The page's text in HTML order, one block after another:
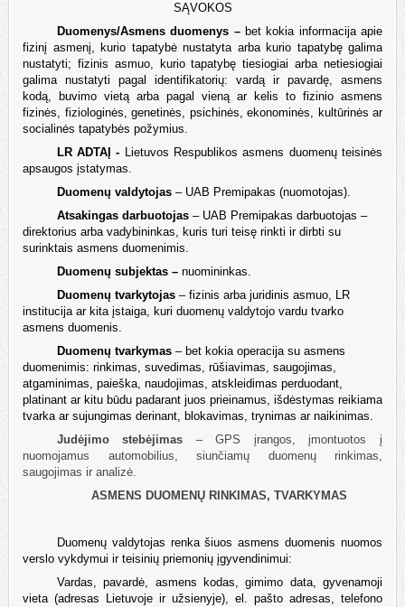
SĄVOKOS
Duomenys/Asmens duomenys – bet kokia informacija apie
fizinį asmenį, kurio tapatybė nustatyta arba kurio tapatybę galima
nustatyti; fizinis asmuo, kurio tapatybę tiesiogiai arba netiesiogiai
galima nustatyti pagal identifikatorių: vardą ir pavardę, asmens
kodą, buvimo vietą arba pagal vieną ar kelis to fizinio asmens
fizinės, fiziologinės, genetinės, psichinės, ekonominės, kultūrinės ar
socialinės tapatybės požymius.
LR ADTAĮ - Lietuvos Respublikos asmens duomenų teisinės
apsaugos įstatymas.
Duomenų valdytojas – UAB Premipakas (nuomotojas).
Atsakingas darbuotojas – UAB Premipakas darbuotojas –
direktorius arba vadybininkas, kuris turi teisę rinkti ir dirbti su
surinktais asmens duomenimis.
Duomenų subjektas – nuomininkas.
Duomenų tvarkytojas– fizinis arba juridinis asmuo, LR
institucija ar kita įstaiga, kuri duomenų valdytojo vardu tvarko
asmens duomenis.
Duomenų tvarkymas– bet kokia operacija su asmens
duomenimis: rinkimas, suvedimas, rūšiavimas, saugojimas,
atgaminimas, paieška, naudojimas, atskleidimas perduodant,
platinant ar kitu būdu padarant juos prieinamus, išdėstymas reikiama
tvarka ar sujungimas derinant, blokavimas, trynimas ar naikinimas.
Judėjimo stebėjimas – GPS įrangos, įmontuotos į
nuomojamus automobilius, siunčiamų duomenų rinkimas,
saugojimas ir analizė.
ASMENS DUOMENŲ RINKIMAS, TVARKYMAS
Duomenų valdytojas renka šiuos asmens duomenis nuomos
verslo vykdymui ir teisinių priemonių įgyvendinimui:
Vardas, pavardė, asmens kodas, gimimo data, gyvenamoji
vieta (adresas Lietuvoje ir užsienyje), el. pašto adresas, telefono